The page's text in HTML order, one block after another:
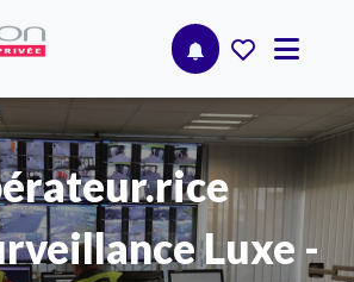
Luxe -